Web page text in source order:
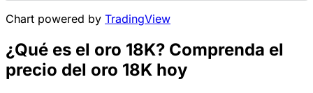
Chart powered by TradingView
¿Qué es el oro 18K? Comprenda el
precio del oro 18K hoy